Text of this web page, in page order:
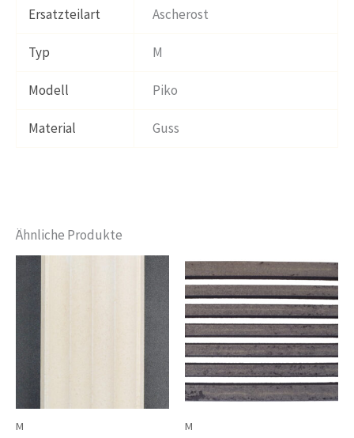
Ersatzteilart Ascherost
Typ M
Modell Piko
Material Guss
Ähnliche Produkte
M M